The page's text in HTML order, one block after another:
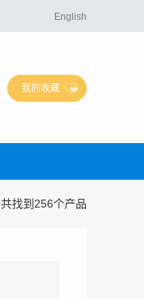
English
我的收藏
共找到 256个产品